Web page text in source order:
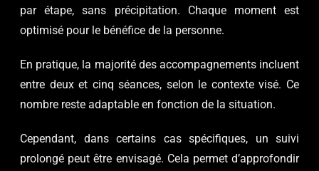
par étape, sans précipitation. Chaque moment est
optimisé pour le bénéfice de la personne.
En pratique, la majorité des accompagnements incluent
entre deux et cinq séances, selon le contexte visé. Ce
nombre reste adaptable en fonction de la situation.
Cependant, dans certains cas spécifiques, un suivi
prolongé peut être envisagé. Cela permet d’approfondir